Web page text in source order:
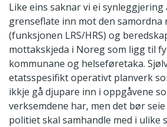
Like eins saknar vi ei synleggjering
grenseflate inn mot den samordna
(funksjonen LRS/HRS) og
mottakskjeda i Noreg som ligg til
kommunane og helseføretaka.
etatsspesifikt operativt planverk
ikkje gå djupare inn i oppgåvene
verksemdene har, men det bør
politiet skal samhandle med i ulike